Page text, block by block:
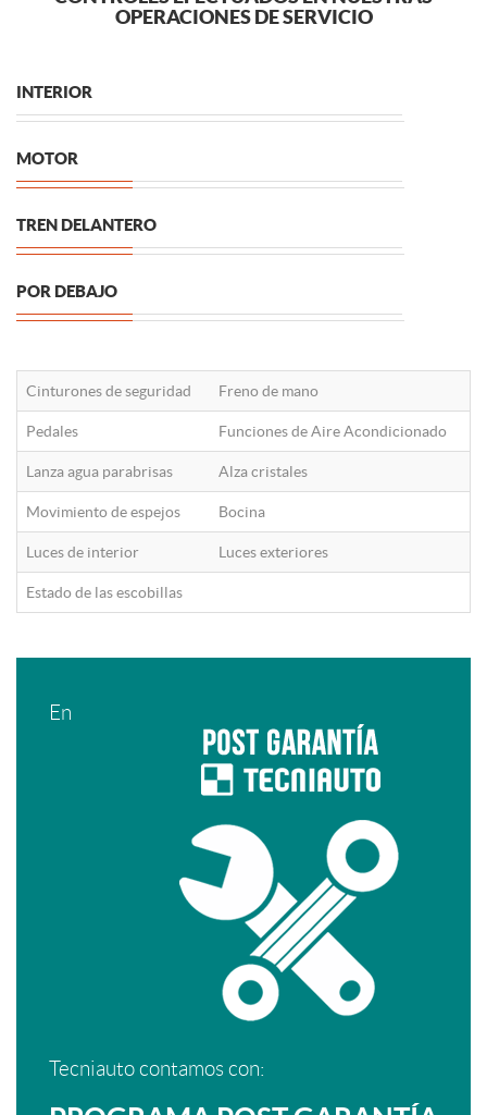
OPERACIONES DE SERVICIO
INTERIOR
MOTOR
TREN DELANTERO
POR DEBAJO
Cinturones de seguridad Freno de mano
Pedales Funciones de Aire Acondicionado
Lanza agua parabrisas Alza cristales
Movimiento de espejos Bocina
Luces de interior Luces exteriores
Estado de las escobillas
En
Tecniauto contamos con: